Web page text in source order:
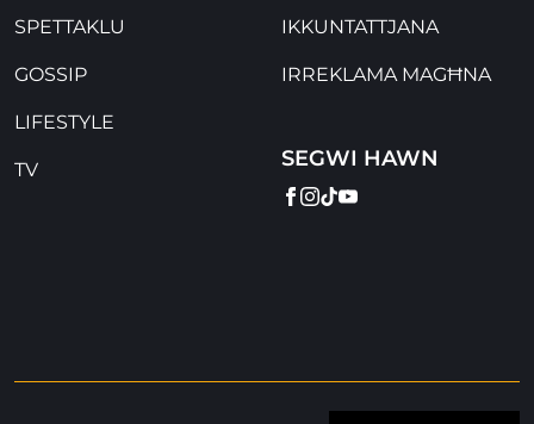
SPETTAKLU
GOSSIP
LIFESTYLE
TV
IKKUNTATTJANA
IRREKLAMA MAGĦNA
SEGWI HAWN
FACEBOOK
INSTAGRAM
TIKTOK
YOUTUBE